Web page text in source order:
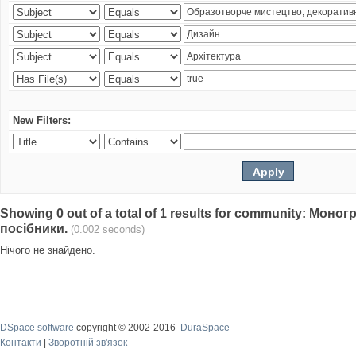
New Filters:
Showing 0 out of a total of 1 results for community:
посібники. (0.002 seconds)
Нічого не знайдено.
DSpace software copyright © 2002-2016
DuraSpace
Контакти
Зворотній зв'язок